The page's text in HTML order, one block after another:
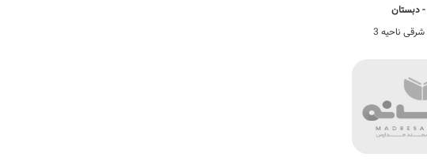
- دبستان
ناحیه 3